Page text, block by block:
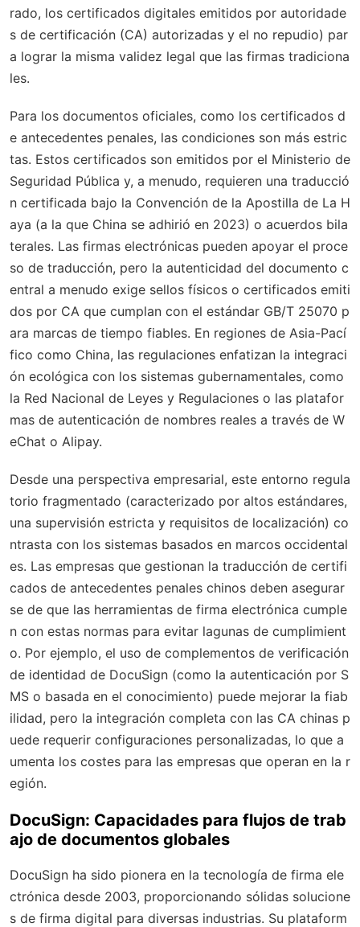
rado, los certificados digitales emitidos por autoridade
s de certificación (CA) autorizadas y el no repudio) par
a lograr la misma validez legal que las firmas tradiciona
les.
Para los documentos oficiales, como los certificados d
e antecedentes penales, las condiciones son más estric
tas. Estos certificados son emitidos por el Ministerio de
Seguridad Pública y, a menudo, requieren una traducció
n certificada bajo la Convención de la Apostilla de La H
aya (a la que China se adhirió en 2023) o acuerdos bila
terales. Las firmas electrónicas pueden apoyar el proce
so de traducción, pero la autenticidad del documento c
entral a menudo exige sellos físicos o certificados emiti
dos por CA que cumplan con el estándar GB/T 25070 p
ara marcas de tiempo fiables. En regiones de Asia-Pací
fico como China, las regulaciones enfatizan la integraci
ón ecológica con los sistemas gubernamentales, como
la Red Nacional de Leyes y Regulaciones o las platafor
mas de autenticación de nombres reales a través de W
eChat o Alipay.
Desde una perspectiva empresarial, este entorno regula
torio fragmentado (caracterizado por altos estándares,
una supervisión estricta y requisitos de localización) co
ntrasta con los sistemas basados en marcos occidental
es. Las empresas que gestionan la traducción de certifi
cados de antecedentes penales chinos deben asegurar
se de que las herramientas de firma electrónica cumple
n con estas normas para evitar lagunas de cumplimient
o. Por ejemplo, el uso de complementos de verificación
de identidad de DocuSign (como la autenticación por S
MS o basada en el conocimiento) puede mejorar la fiab
ilidad, pero la integración completa con las CA chinas p
uede requerir configuraciones personalizadas, lo que a
umenta los costes para las empresas que operan en la r
egión.
DocuSign: Capacidades para flujos de trab
ajo de documentos globales
DocuSign ha sido pionera en la tecnología de firma ele
ctrónica desde 2003, proporcionando sólidas solucione
s de firma digital para diversas industrias. Su plataform